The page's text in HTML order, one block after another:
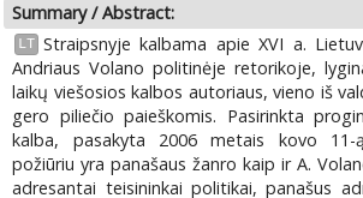
Summary / Abstract:
LT Straipsnyje kalbama apie XVI a.
Andriaus Volano politinėje retorikoje,
laikų viešosios kalbos autoriaus, vieno iš
gero piliečio paieškomis. Pasirinkta
kalba, pasakyta 2006 metais kovo 11-
požiūriu yra panašaus žanro kaip ir A.
adresantai teisininkai politikai, panašus